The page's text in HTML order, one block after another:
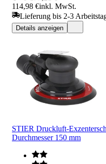
114,98 €inkl. MwSt.
Lieferung bis 2-3
Details anzeigen
STIER Druckluft-
Durchmesser 150 mm